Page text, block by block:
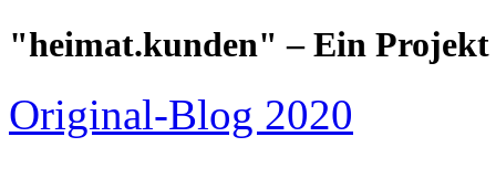
"heimat.kunden" – Ein
Original-Blog 2020